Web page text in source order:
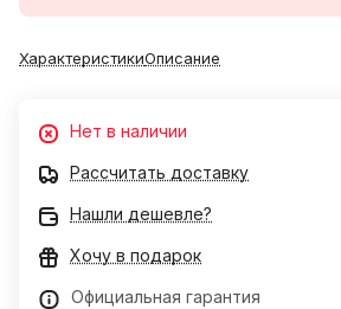
ХарактеристикиОписание
Нет в наличии
Рассчитать доставку
Нашли дешевле?
Хочу в подарок
Официальная гарантия